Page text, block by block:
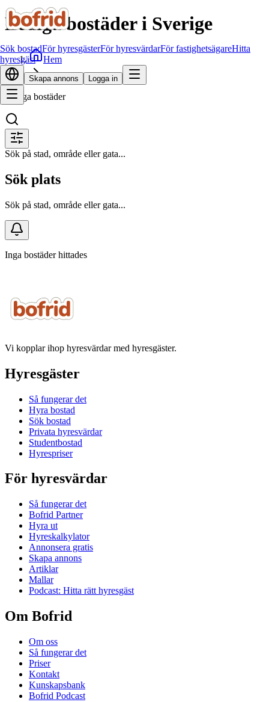
Sök bostadFör hyresgästerFör hyresvärdarFör fastighetsägareHitta
hyresgäst
Skapa annons Logga in
Lediga bostäder i Sverige
Hem
Sök bostad
Lediga bostäder
Sök på stad, område eller gata...
Sök plats
Sök på stad, område eller gata...
Inga bostäder hittades
Vi kopplar ihop hyresvärdar med hyresgäster.
Hyresgäster
Så fungerar det
Hyra bostad
Sök bostad
Privata hyresvärdar
Studentbostad
Hyrespriser
För hyresvärdar
Så fungerar det
Bofrid Partner
Hyra ut
Hyreskalkylator
Annonsera gratis
Skapa annons
Artiklar
Mallar
Podcast: Hitta rätt hyresgäst
Om Bofrid
Om oss
Så fungerar det
Priser
Kontakt
Kunskapsbank
Bofrid Podcast